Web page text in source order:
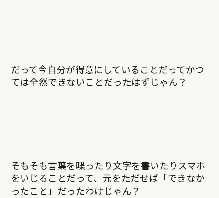
だって今自分が得意にしていることだってかつ
ては全然できないことだったはずじゃん？
そもそも言葉を喋ったり文字を書いたりスマホ
をいじることだって、元をただせば「できなか
ったこと」だったわけじゃん？